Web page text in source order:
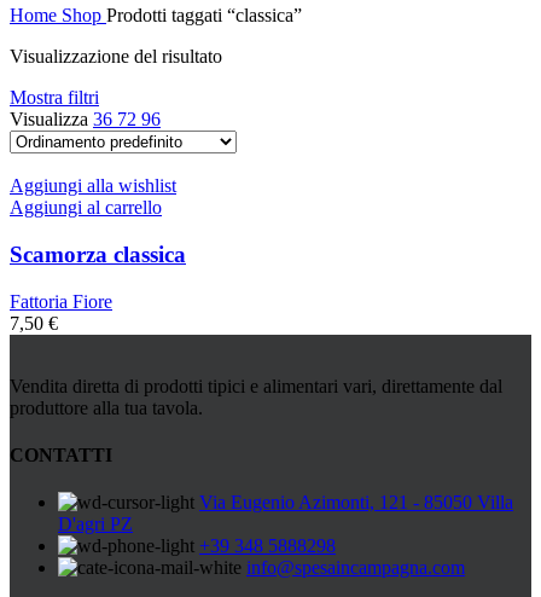
Home Shop Prodotti taggati “classica”
Visualizzazione del risultato
Mostra filtri
Visualizza 36 72 96
Aggiungi alla wishlist
Aggiungi al carrello
Scamorza classica
Fattoria Fiore
7,50 €
Vendita diretta di prodotti tipici e alimentari vari, direttamente dal
produttore alla tua tavola.
CONTATTI
Via Eugenio Azimonti, 121 - 85050 Villa
D'agri PZ
+39 348 5888298
info@spesaincampagna.com